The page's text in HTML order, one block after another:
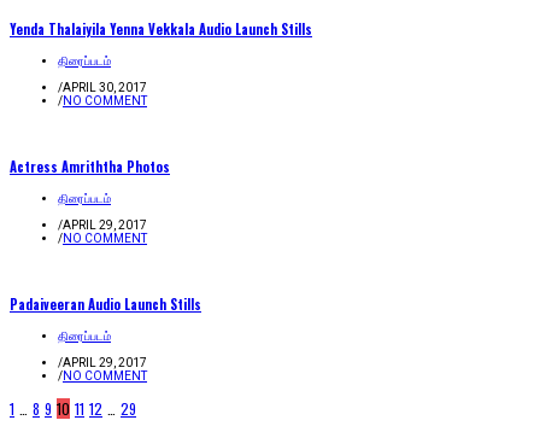
Yenda Thalaiyila Yenna Vekkala Audio Launch Stills
திரைப்படம்
/APRIL 30, 2017
/NO COMMENT
Actress Amriththa Photos
திரைப்படம்
/APRIL 29, 2017
/NO COMMENT
Padaiveeran Audio Launch Stills
திரைப்படம்
/APRIL 29, 2017
/NO COMMENT
1 … 8 9 10 11 12 … 29